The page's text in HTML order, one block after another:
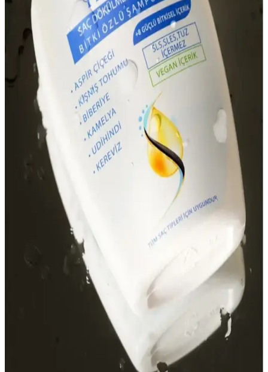
Şampuan Kullanımının Azaltılmasının Saç ve Saç
Derisi Sağlığı Üzerindeki Etkileri
Şampuan kullanımının azaltılması saçta yağ birikimine ve
topaklanmaya yol açabilir. Bu durum saç derisinde iltihap ve mantar
çoğalmasına sebep olarak kaşıntı ve dökülmeye neden olabilir.
Düzenli temizlik önemlidir.
2023 Güncel Saç Dökülmesine Karşı Bakım
Yöntemleri ve Modern Çözümler
2023 yılında saç dökülmesine karşı kullanılan modern ve doğal
bakım yöntemleri, kişisel ihtiyaçlara uygun ürünler ve teknolojik
çözümlerle saç sağlığını destekler.
2023 Yılında Saç Dökülmesine Karşı Etkili
Şampuan ve Bakım Yöntemleri
2023'te saç dökülmesine karşı kullanılan şampuanlar ve bakım
teknikleri, saç sağlığını korumada önemli rol oynar. Düzenli bakım
ve doğru ürün seçimiyle saçlarınızı güçlendirin.
Tntnmom'un Biotin Şampuanı: Hamilelikte
Güvenle Kullanılabilen Saç Bakım Ürünü
Hamilelikte güvenle kullanabileceğiniz Tntnmom'un biotin
şampuanı, saç sağlığını destekler ve güçlendirir, saç dökülmesini
önler, doğal içeriklerle saç bakımını kolaylaştırır.
Paraben İçermeyen Şampuanlar ve Doğal Saç
Sağlığına Katkıları Hakkında Bilgiler